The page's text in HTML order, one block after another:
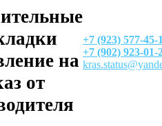
на
от
+7 (923) 577-45-
+7 (902) 923-01-